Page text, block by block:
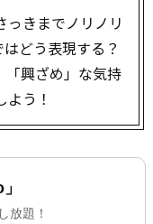
っきまでノリノリ
はどう表現する？
「興ざめ」な気持
う！